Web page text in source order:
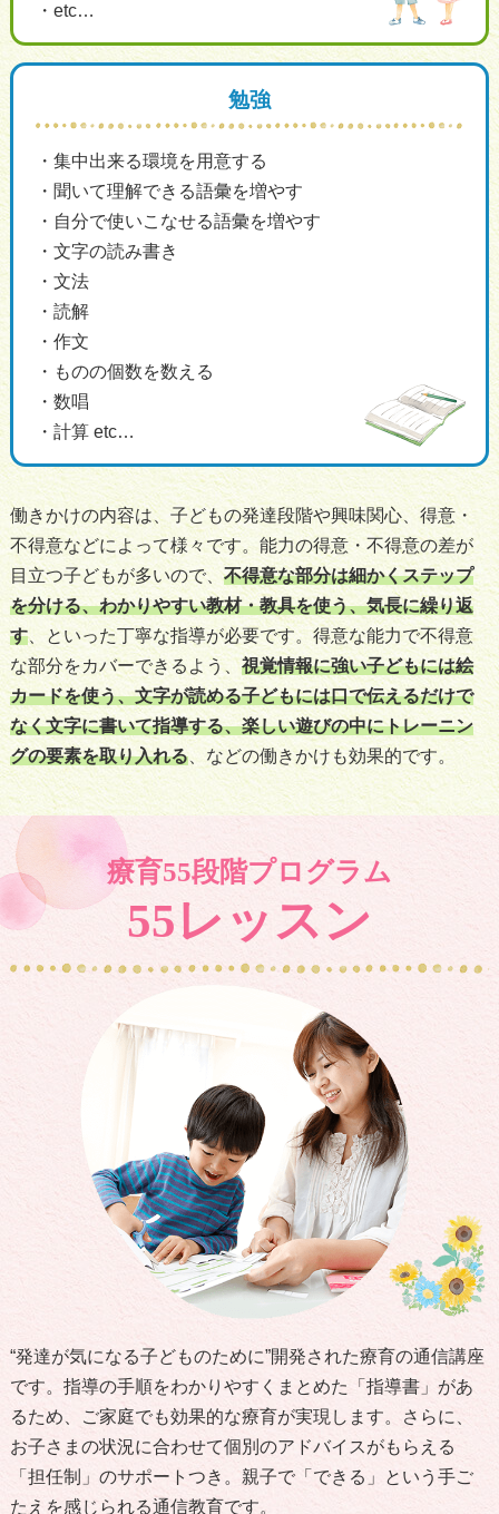
etc…
勉強
集中出来る環境を用意する
聞いて理解できる語彙を増やす
自分で使いこなせる語彙を増やす
文字の読み書き
文法
読解
作文
ものの個数を数える
数唱
計算 etc…
働きかけの内容は、子どもの発達段階や興味関心、得意・
不得意などによって様々です。能力の得意・不得意の差が
目立つ子どもが多いので、不得意な部分は細かくステップ
を分ける、わかりやすい教材・教具を使う、気長に繰り返
す、といった丁寧な指導が必要です。得意な能力で不得意
な部分をカバーできるよう、視覚情報に強い子どもには絵
カードを使う、文字が読める子どもには口で伝えるだけで
なく文字に書いて指導する、楽しい遊びの中にトレーニン
グの要素を取り入れる、などの働きかけも効果的です。
療育55段階プログラム
55レッスン
“発達が気になる子どものために”開発された療育の通信講座
です。指導の手順をわかりやすくまとめた「指導書」があ
るため、ご家庭でも効果的な療育が実現します。さらに、
お子さまの状況に合わせて個別のアドバイスがもらえる
「担任制」のサポートつき。親子で「できる」という手ご
たえを感じられる通信教育です。